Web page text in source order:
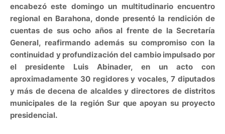
encabezó este domingo un multitudinario encuentro
regional en Barahona, donde presentó la rendición de
cuentas de sus ocho años al frente de la Secretaría
General, reafirmando además su compromiso con la
continuidad y profundización del cambio impulsado por
el presidente Luis Abinader, en un acto con
aproximadamente 30 regidores y vocales, 7 diputados
y más de decena de alcaldes y directores de distritos
municipales de la región Sur que apoyan su proyecto
presidencial.